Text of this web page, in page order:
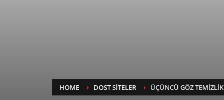
HOME DOST SITELER ÜÇÜNCÜ GÖZ TEMIZLIK